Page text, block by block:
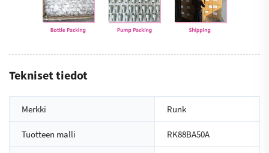
Tekniset tiedot
Merkki Runk
Tuotteen malli RK88BA50A